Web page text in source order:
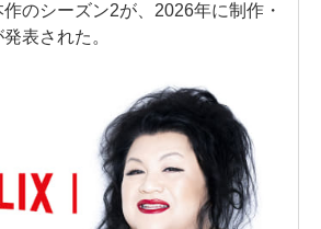
のシーズン2が、2026年に制作・
表された。